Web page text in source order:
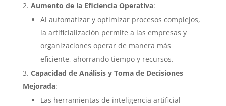
Aumento de la Eficiencia Operativa:
Al automatizar y optimizar procesos complejos,
la artificialización permite a las empresas y
organizaciones operar de manera más
eficiente, ahorrando tiempo y recursos.
Capacidad de Análisis y Toma de Decisiones
Mejorada:
Las herramientas de inteligencia artificial